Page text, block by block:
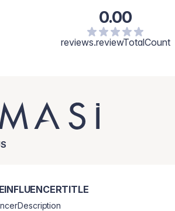
0.00
reviews.reviewTotalCount